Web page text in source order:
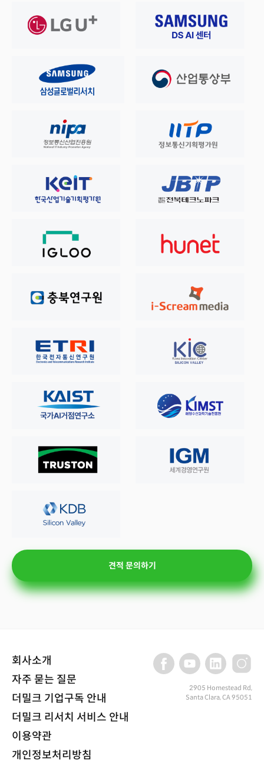
견적 문의하기
회사소개
자주 묻는 질문
더밀크 기업구독 안내
더밀크 리서치 서비스 안내
이용약관
개인정보처리방침
2905 Homestead Rd,
Santa Clara, CA 95051